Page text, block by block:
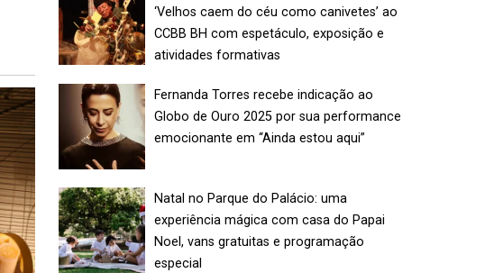
‘Velhos caem do céu como canivetes’ ao
CCBB BH com espetáculo, exposição e
atividades formativas
Fernanda Torres recebe indicação ao
Globo de Ouro 2025 por sua performance
emocionante em “Ainda estou aqui”
Natal no Parque do Palácio: uma
experiência mágica com casa do Papai
Noel, vans gratuitas e programação
especial